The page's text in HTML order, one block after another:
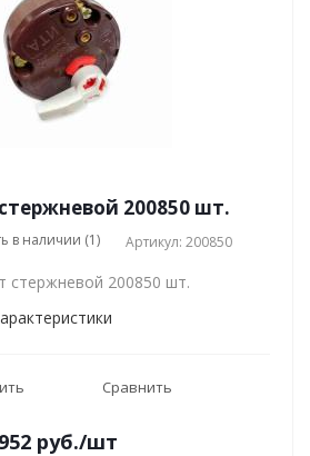
200850 шт.
в наличии (1) Артикул: 200850
стержневой 200850 шт.
Сравнить
952руб./шт